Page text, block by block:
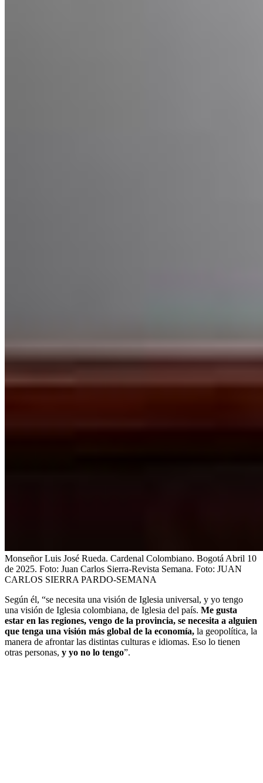
Monseñor Luis José Rueda. Cardenal Colombiano. Bogotá Abril 10
de 2025. Foto: Juan Carlos Sierra-Revista Semana. Foto: JUAN
CARLOS SIERRA PARDO-SEMANA
Según él, “se necesita una visión de Iglesia universal, y yo tengo
una visión de Iglesia colombiana, de Iglesia del país. Me gusta
estar en las regiones, vengo de la provincia, se necesita a alguien
que tenga una visión más global de la economía, la geopolítica, la
manera de afrontar las distintas culturas e idiomas. Eso lo tienen
otras personas, y yo no lo tengo”.